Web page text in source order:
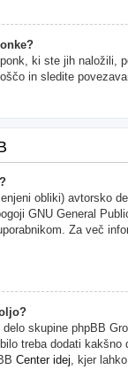
ki ste jih naložili,
in sledite
obliki) avtorsko
GNU General
Za več
skupine phpBB
treba dodati kakšno
Center idej, kjer